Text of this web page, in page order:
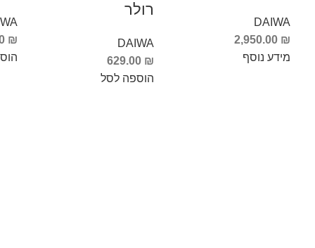
DAIWA
2,950.00 ₪
מידע נוסף
רולר
DAIWA
629.00 ₪
הוספה לסל
₪